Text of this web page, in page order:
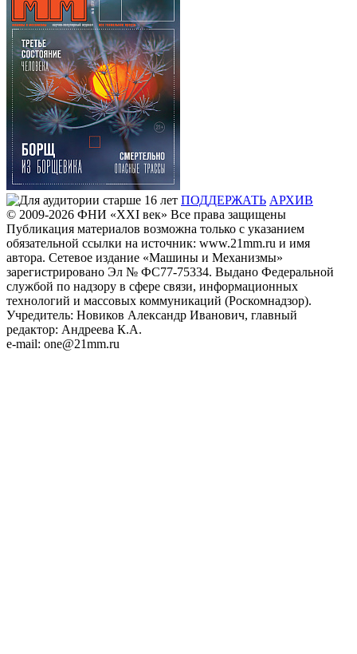
ПОДДЕРЖАТЬ АРХИВ
© 2009-2026 ФHИ «XXI век» Все права защищены
Публикация материалов возможна только с указанием
обязательной ссылки на источник: www.21mm.ru и имя
автора. Сетевое издание «Машины и Механизмы»
зарегистрировано Эл № ФС77-75334. Выдано Федеральной
службой по надзору в сфере связи, информационных
технологий и массовых коммуникаций (Роскомнадзор).
Учредитель: Новиков Александр Иванович, главный
редактор: Андреева К.А.
e-mail: one@21mm.ru